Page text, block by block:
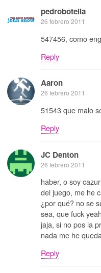
pedrobotella
26 febrero 2011
547456, como
Reply
Aaron
26 febrero 2011
51543 que malo
Reply
JC Denton
26 febrero 2011
haber, o soy
del juego, me he
¿por qué? no se
sea, que fuck
jaja, si no pos la
nada me he
Reply